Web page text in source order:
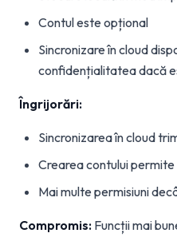
Contul este opțional
Sincronizare în cloud
confidențialitatea dacă
Îngrijorări:
Sincronizarea în cloud
Crearea contului
Mai multe permisiuni
Compromis: Funcții mai